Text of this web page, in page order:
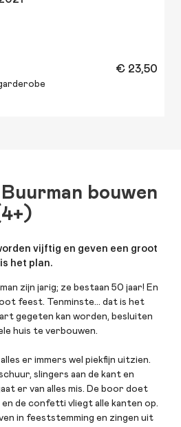
€ 23,50
bouwen
vijftig en geven een groot
het plan.
zijn jarig; ze bestaan 50 jaar! En
feest. Tenminste... dat is het
gegeten kan worden, besluiten
huis te verbouwen.
er immers wel piekfijn uitzien.
slingers aan de kant en
er van alles mis. De boor doet
en de confetti vliegt alle kanten op.
in feeststemming en zingen uit